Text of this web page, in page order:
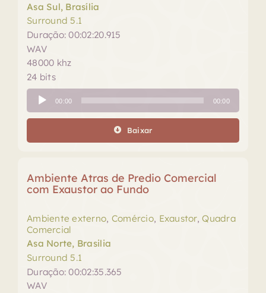
Asa Sul, Brasília
Surround 5.1
Duração: 00:02:20.915
WAV
48000 khz
24 bits
Tocador
de
áudio
00:00 00:00
Baixar
Ambiente Atras de Predio Comercial
com Exaustor ao Fundo
Ambiente externo, Comércio, Exaustor,Quadra
Comercial
Asa Norte, Brasilia
Surround 5.1
Duração: 00:02:35.365
WAV